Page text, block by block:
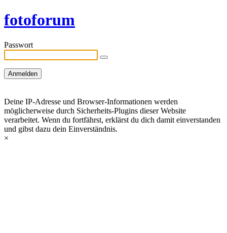
fotoforum
Passwort
Deine IP-Adresse und Browser-Informationen werden
möglicherweise durch Sicherheits-Plugins dieser Website
verarbeitet. Wenn du fortfährst, erklärst du dich damit einverstanden
und gibst dazu dein Einverständnis.
×